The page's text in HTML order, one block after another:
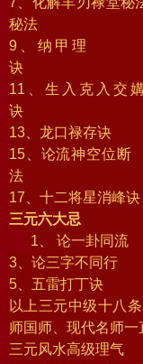
秘
9、纳甲
11、生入克
诀
13、龙口禄
15、论流神
17、十二将星消
三元六大忌
1、
论一卦
3、论三字不
5、五雷打丁
以上三元中级十八
师国师、现代名师一
三元风水高级理气